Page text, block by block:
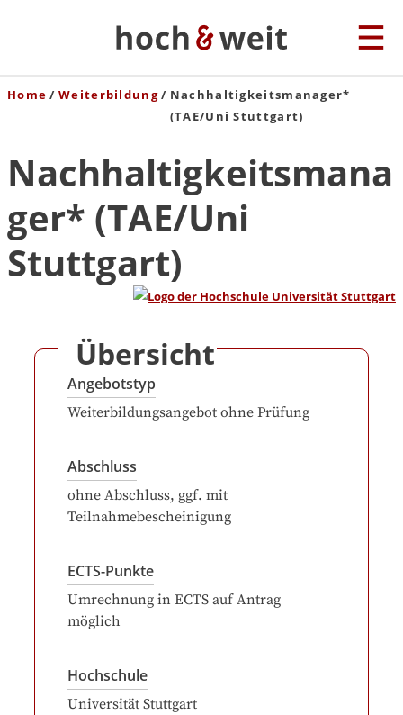
Home Weiterbildung
Nachhaltigkeitsmanager*
(TAE/Uni Stuttgart)
Nachhaltigkeitsmana
ger* (TAE/Uni
Stuttgart)
Übersicht
Angebotstyp
Weiterbildungsangebot ohne Prüfung
Abschluss
ohne Abschluss, ggf. mit
Teilnahmebescheinigung
ECTS-Punkte
Umrechnung in ECTS auf Antrag
möglich
Hochschule
Universität Stuttgart